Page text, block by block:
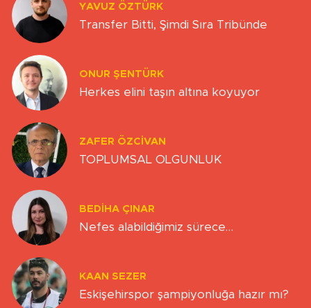
YAVUZ ÖZTÜRK
Transfer Bitti, Şimdi Sıra Tribünde
ONUR ŞENTÜRK
Herkes elini taşın altına koyuyor
ZAFER ÖZCIVAN
TOPLUMSAL OLGUNLUK
BEDIHA ÇINAR
Nefes alabildiğimiz sürece…
KAAN SEZER
Eskişehirspor şampiyonluğa hazır mı?